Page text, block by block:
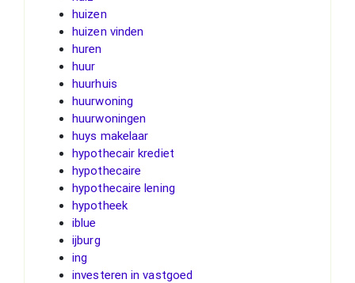
huizen
huizen vinden
huren
huur
huurhuis
huurwoning
huurwoningen
huys makelaar
hypothecair krediet
hypothecaire
hypothecaire lening
hypotheek
iblue
ijburg
ing
investeren in vastgoed